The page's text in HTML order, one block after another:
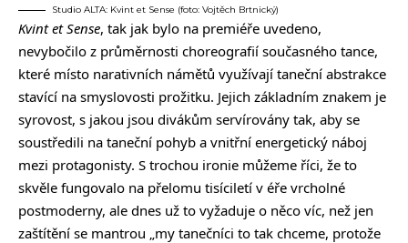
Studio ALTA: Kvint et Sense (foto: Vojtěch Brtnický)
Kvint et Sense, tak jak bylo na premiéře uvedeno,
nevybočilo z průměrnosti choreografií současného tance,
které místo narativních námětů využívají taneční abstrakce
stavící na smyslovosti prožitku. Jejich základním znakem je
syrovost, s jakou jsou divákům servírovány tak, aby se
soustředili na taneční pohyb a vnitřní energetický náboj
mezi protagonisty. S trochou ironie můžeme říci, že to
skvěle fungovalo na přelomu tisíciletí v éře vrcholné
postmoderny, ale dnes už to vyžaduje o něco víc, než jen
zaštítění se mantrou „my tanečníci to tak chceme, protože